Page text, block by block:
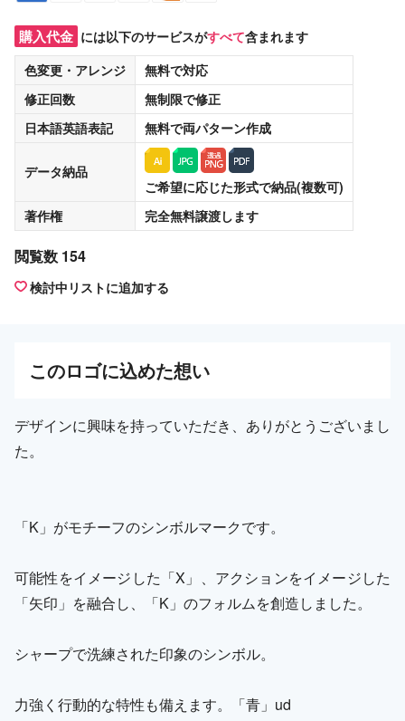
購入代金 には以下のサービスがすべて含まれます
色変更・アレンジ
無料で対応
修正回数
無制限で修正
日本語英語表記
無料で両パターン作成
データ納品
ご希望に応じた形式で納品(複数可)
著作権
完全無料譲渡します
閲覧数 154
検討中リストに追加する
このロゴに込めた想い
デザインに興味を持っていただき、ありがとうございまし
た。
「K」がモチーフのシンボルマークです。
可能性をイメージした「X」、アクションをイメージした
「矢印」を融合し、「K」のフォルムを創造しました。
シャープで洗練された印象のシンボル。
力強く行動的な特性も備えます。「青」ud